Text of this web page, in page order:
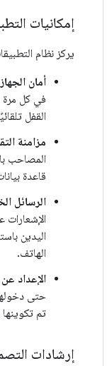
إمكانيات
يركز نظام
أمان
في كل مرة
القفل
مزامنة
المصاحب
قاعدة
الرسائل
الإشعارات
الهاتف.
الإعداد
حتى
تم تكوينها
إرشادات